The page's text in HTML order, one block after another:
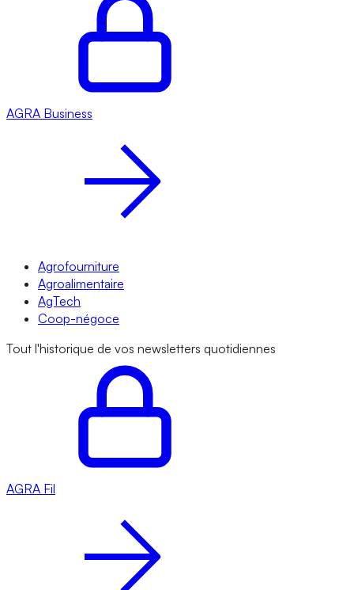
AGRA Business
Agrofourniture
Agroalimentaire
AgTech
Coop-négoce
Tout l'historique de vos newsletters quotidiennes
AGRA Fil